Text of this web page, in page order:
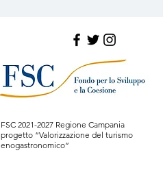
FSC 2021-2027 Regione Campania
progetto “Valorizzazione del turismo
enogastronomico”